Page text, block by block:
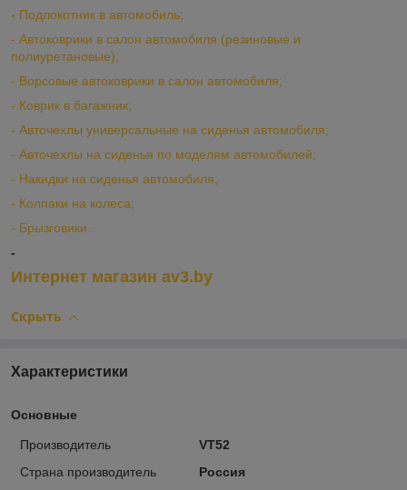
- Подлокотник в автомобиль;
- Автоковрики в салон автомобиля (резиновые и
полиуретановые);
- Ворсовые автоковрики в салон автомобиля;
- Коврик в багажник;
- Авточехлы универсальные на сиденья автомобиля;
- Авточехлы на сиденья по моделям автомобилей;
- Накидки на сиденья автомобиля;
- Колпаки на колеса;
- Брызговики.
-
Интернет магазин av3.by
Скрыть
Характеристики
Основные
Производитель
VT52
Страна производитель
Россия